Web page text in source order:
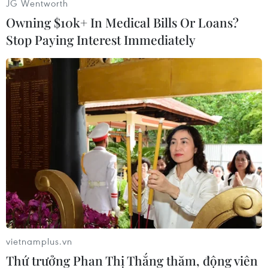
Ông Du Chính Thanh cũng cho biết Trung Quốc
sẽ trừng phạt nghiêm khắc những đốitượng
tham gia các hoạt động tội phạm bạo lực./.
(Vietnam+)
JG Wentworth
Owning $10k+ In Medical Bills Or Loans?
Stop Paying Interest Immediately
vietnamplus.vn
Thứ trưởng Phan Thị Thắng thăm, động viên